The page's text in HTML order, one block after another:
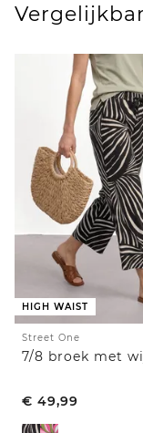
HIGH WAIST
Street One
€ 49,99